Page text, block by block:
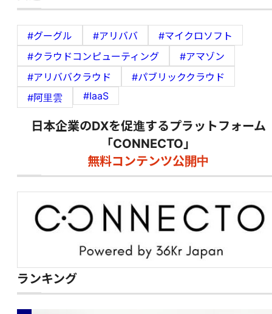
#グーグル #アリババ
#マイクロソフト
#クラウドコンピューティング
#アマゾン
#アリババクラウド
#パブリッククラウド
#阿里雲
#IaaS
日本企業のDXを促進するプラットフォーム
「CONNECTO」
無料コンテンツ公開中
ランキング